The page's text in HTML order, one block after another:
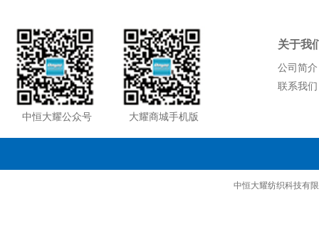
中恒大耀公众号 大耀商城手机版
关于我
公司简介
联系我们
中恒大耀纺织科技有